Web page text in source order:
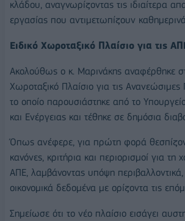
κλάδου, αναγνωρίζοντας τις ιδιαίτερα
εργασίας που αντιμετωπίζουν
Ειδικό Χωροταξικό Πλαίσιο για τις
Ακολούθως ο κ. Μαρινάκης αναφέρθηκε
Χωροταξικό Πλαίσιο για τις Ανανεώσιμες
το οποίο παρουσιάστηκε από το
και Ενέργειας και τέθηκε σε δημόσια
Όπως ανέφερε, για πρώτη φορά
κανόνες, κριτήρια και περιορισμοί για
ΑΠΕ, λαμβάνοντας υπόψη περιβαλλοντικά,
οικονομικά δεδομένα με ορίζοντα τις
Σημείωσε ότι το νέο πλαίσιο εισάγει